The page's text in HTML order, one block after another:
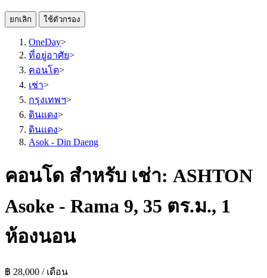
ยกเลิก ใช้ตัวกรอง
OneDay>
ที่อยู่อาศัย>
คอนโด>
เช่า>
กรุงเทพฯ>
ดินแดง>
ดินแดง>
Asok - Din Daeng
คอนโด สำหรับ เช่า: ASHTON
Asoke - Rama 9, 35 ตร.ม., 1
ห้องนอน
฿ 28,000 / เดือน